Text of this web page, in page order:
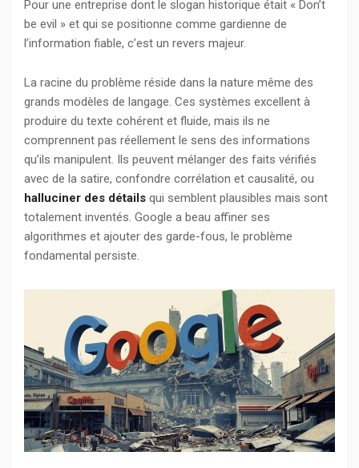
Pour une entreprise dont le slogan historique était « Don’t
be evil » et qui se positionne comme gardienne de
l’information fiable, c’est un revers majeur.
La racine du problème réside dans la nature même des
grands modèles de langage. Ces systèmes excellent à
produire du texte cohérent et fluide, mais ils ne
comprennent pas réellement le sens des informations
qu’ils manipulent. Ils peuvent mélanger des faits vérifiés
avec de la satire, confondre corrélation et causalité, ou
halluciner des détails qui semblent plausibles mais sont
totalement inventés. Google a beau affiner ses
algorithmes et ajouter des garde-fous, le problème
fondamental persiste.